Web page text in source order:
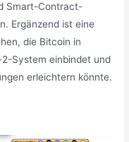
Smart-Contract-
Ergänzend ist eine
die Bitcoin in
System einbindet und
erleichtern könnte.